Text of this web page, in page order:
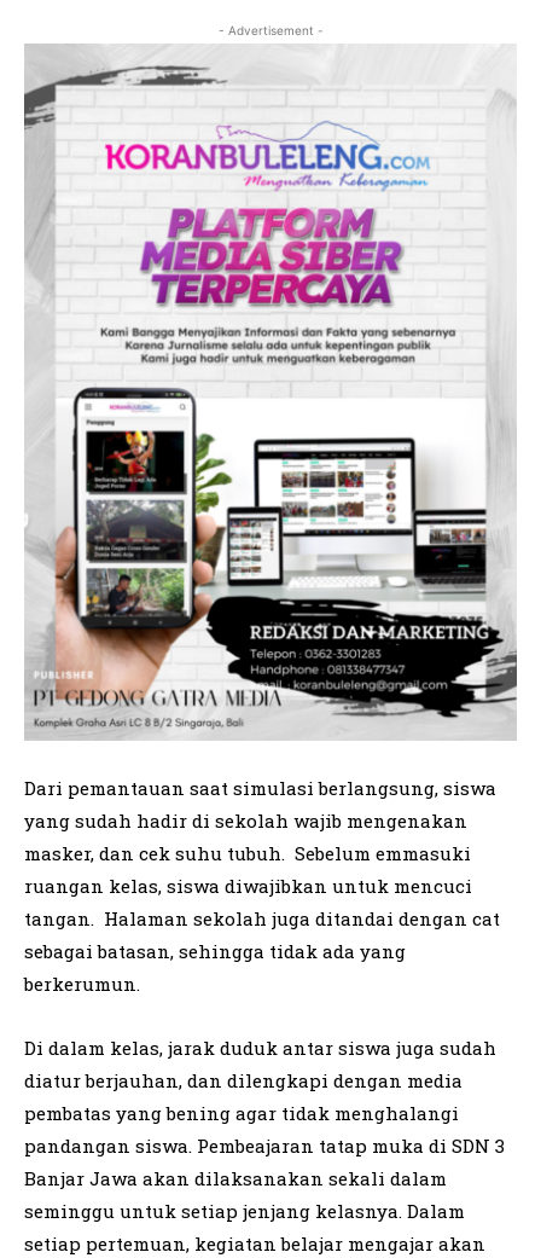
- Advertisement -
Dari pemantauan saat simulasi berlangsung, siswa
yang sudah hadir di sekolah wajib mengenakan
masker, dan cek suhu tubuh. Sebelum emmasuki
ruangan kelas, siswa diwajibkan untuk mencuci
tangan. Halaman sekolah juga ditandai dengan cat
sebagai batasan, sehingga tidak ada yang
berkerumun.
Di dalam kelas, jarak duduk antar siswa juga sudah
diatur berjauhan, dan dilengkapi dengan media
pembatas yang bening agar tidak menghalangi
pandangan siswa. Pembeajaran tatap muka di SDN 3
Banjar Jawa akan dilaksanakan sekali dalam
seminggu untuk setiap jenjang kelasnya. Dalam
setiap pertemuan, kegiatan belajar mengajar akan